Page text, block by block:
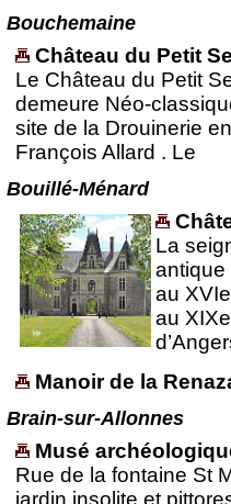
Bouchemaine
Château du Petit
Le Château du Petit
demeure Néo-
site de la Drouinerie
François Allard . Le
Bouillé-Ménard
La
antique
au
au
Manoir de la
Brain-sur-Allonnes
Musé
Rue de la fontaine St
jardin insolite et